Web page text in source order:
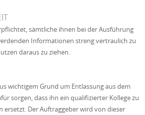
sämtliche ihnen bei der Ausführung
Informationen streng vertraulich zu
daraus zu ziehen.
wichtigem Grund um Entlassung aus dem
sorgen, dass ihn ein qualifizierter Kollege zu
ersetzt. Der Auftraggeber wird von dieser